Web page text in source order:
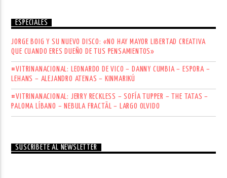
ESPECIALES
JORGE BOIG Y SU NUEVO DISCO: «NO HAY MAYOR LIBERTAD CREATIVA
QUE CUANDO ERES DUEÑO DE TUS PENSAMIENTOS»
#VITRINANACIONAL: LEONARDO DE VICO – DANNY CUMBIA – ESPORA –
LEHANS – ALEJANDRO ATENAS – KINMARIKÚ
#VITRINANACIONAL: JERRY RECKLESS – SOFÍA TUPPER – THE TATAS –
PALOMA LÍBANO – NEBULA FRACTÄL – LARGO OLVIDO
SUSCRÍBETE AL NEWSLETTER